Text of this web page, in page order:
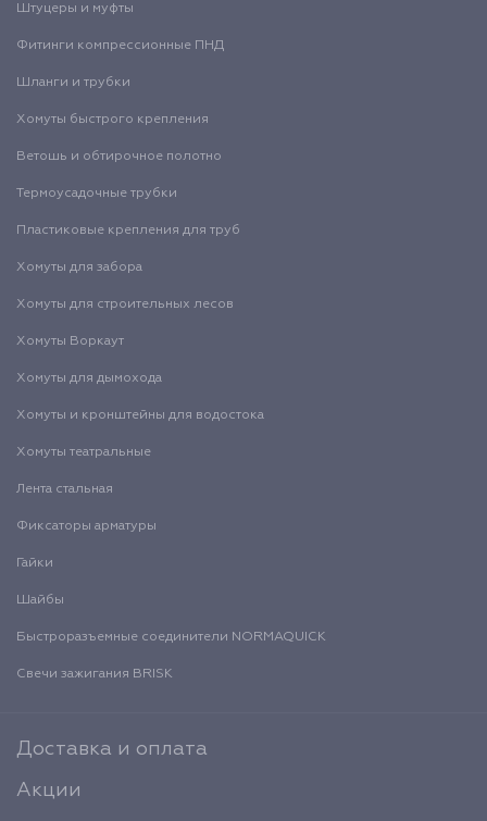
Штуцеры и муфты
Фитинги компрессионные ПНД
Шланги и трубки
Хомуты быстрого крепления
Ветошь и обтирочное полотно
Термоусадочные трубки
Пластиковые крепления для труб
Хомуты для забора
Хомуты для строительных лесов
Хомуты Воркаут
Хомуты для дымохода
Хомуты и кронштейны для водостока
Хомуты театральные
Лента стальная
Фиксаторы арматуры
Гайки
Шайбы
Быстроразъемные соединители NORMAQUICK
Свечи зажигания BRISK
Доставка и оплата
Акции